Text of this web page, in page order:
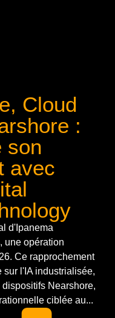
Cloud
:
son
avec
d'Ipanema
une opération
Ce rapprochement
sur l'IA industrialisée,
Nearshore,
ciblée au...